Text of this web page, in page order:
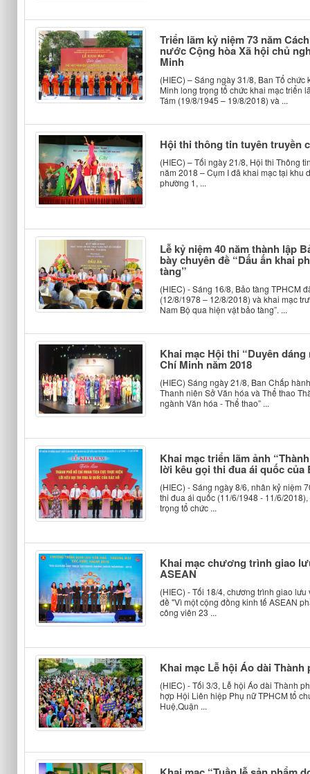
Triển lãm kỷ niệm 73 năm
nước Cộng hòa Xã hội chủ
Minh
(HIEC) – Sáng ngày 31/8, Ban Tổ
Minh long trọng tổ chức khai mạc triển
Tám (19/8/1945 – 19/8/2018) và ...
Hội thi thông tin tuyên truyền
(HIEC) – Tối ngày 21/8, Hội thi Thông
năm 2018 – Cụm I đã khai mạc tại
phường 1, ...
Lễ kỷ niệm 40 năm thành lập
bày chuyên đề “Dấu ấn khai
tàng”
(HIEC) - Sáng 16/8, Bảo tàng TPHCM
(12/8/1978 – 12/8/2018) và khai mạc
Nam Bộ qua hiện vật bảo tàng”. ...
Khai mạc Hội thi “Duyên
Chí Minh năm 2018
(HIEC) Sáng ngày 21/8, Ban Chấp
Thanh niên Sở Văn hóa và Thể thao
ngành Văn hóa - Thể thao” ...
Khai mạc triển lãm ảnh
lời kêu gọi thi đua ái quốc của
(HIEC) - Sáng ngày 8/6, nhân kỷ niệm
thi đua ái quốc (11/6/1948 - 11/6/
trọng tổ chức ...
Khai mạc chương trình giao
ASEAN
(HIEC) - Tối 18/4, chương trình giao
đề "Vì một cộng đồng kinh tế ASEAN
công viên 23 ...
Khai mạc Lễ hội Áo dài Thành
(HIEC) - Tối 3/3, Lễ hội Áo dài Thành
hợp Hội Liên hiệp Phụ nữ TPHCM tổ
Huệ,Quận ...